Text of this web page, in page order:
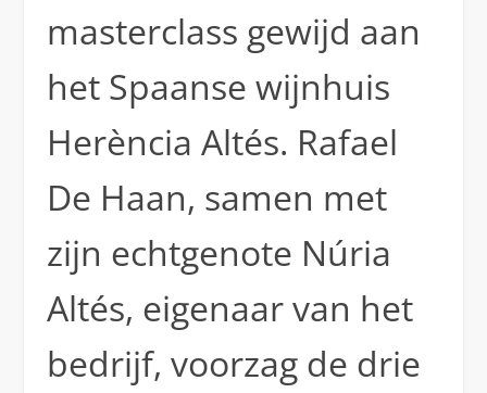
masterclass gewijd aan
het Spaanse wijnhuis
Herència Altés. Rafael
De Haan, samen met
zijn echtgenote Núria
Altés, eigenaar van het
bedrijf, voorzag de drie